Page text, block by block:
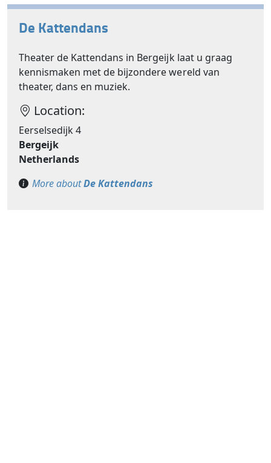
De Kattendans
Theater de Kattendans in Bergeijk laat u graag
kennismaken met de bijzondere wereld van
theater, dans en muziek.
Location:
Eerselsedijk 4
Bergeijk
Netherlands
More aboutDe Kattendans